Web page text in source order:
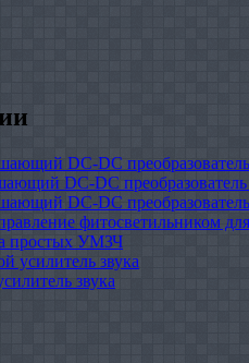
DC-DC
DC-DC
DC-DC
фитосветильником
простых УМЗЧ
усилитель звука
звука